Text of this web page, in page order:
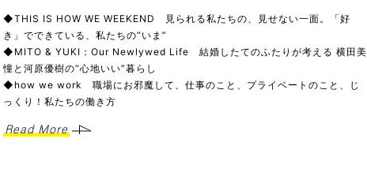
◆THIS IS HOW WE WEEKEND 見られる私たちの、見せない一面。「好
き」でできている、私たちの“いま”
◆MITO & YUKI：Our Newlywed Life 結婚したてのふたりが考える 横田美
憧と河原優樹の“心地いい”暮らし
◆how we work 職場にお邪魔して、仕事のこと、プライベートのこと、じ
っくり！私たちの働き方
Read More